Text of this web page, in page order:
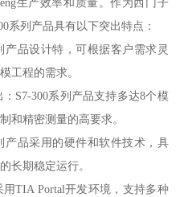
生产效率和质量。作为西门子
系列产品具有以下突出特点：
产品设计特，可根据客户需求灵
工程的需求。
S7-300系列产品支持多达8个模
和精密测量的高要求。
产品采用的硬件和软件技术，具
长期稳定运行。
TIA Portal开发环境，支持多种